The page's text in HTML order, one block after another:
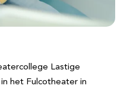
Lastige
het Fulcotheater in